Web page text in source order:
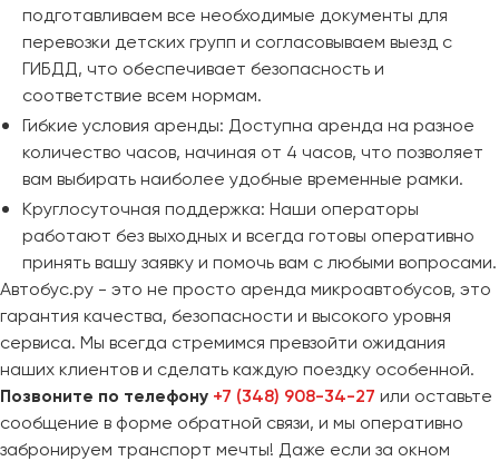
подготавливаем все необходимые документы для
перевозки детских групп и согласовываем выезд с
ГИБДД, что обеспечивает безопасность и
соответствие всем нормам.
Гибкие условия аренды: Доступна аренда на разное
количество часов, начиная от 4 часов, что позволяет
вам выбирать наиболее удобные временные рамки.
Круглосуточная поддержка: Наши операторы
работают без выходных и всегда готовы оперативно
принять вашу заявку и помочь вам с любыми вопросами.
Автобус.ру - это не просто аренда микроавтобусов, это
гарантия качества, безопасности и высокого уровня
сервиса. Мы всегда стремимся превзойти ожидания
наших клиентов и сделать каждую поездку особенной.
Позвоните по телефону +7 (348) 908-34-27 или оставьте
сообщение в форме обратной связи, и мы оперативно
забронируем транспорт мечты! Даже если за окном